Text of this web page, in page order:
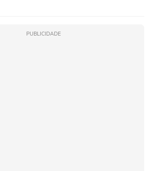
PUBLICIDADE